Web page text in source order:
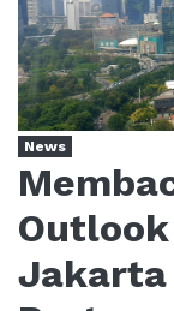
News
Jakarta